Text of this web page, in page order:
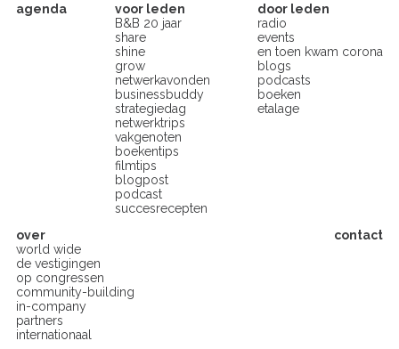
agenda
voor leden
B&B 20 jaar
share
shine
grow
netwerkavonden
businessbuddy
strategiedag
netwerktrips
vakgenoten
boekentips
filmtips
blogpost
podcast
succesrecepten
door leden
radio
events
en toen kwam corona
blogs
podcasts
boeken
etalage
over
world wide
de vestigingen
op congressen
community-building
in-company
partners
internationaal
contact